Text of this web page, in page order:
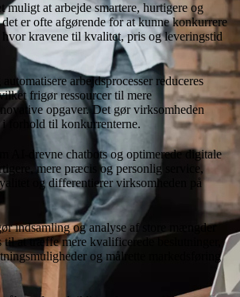
at arbejde smartere, hurtigere og
er ofte afgørende for at kunne konkurrere
kravene til kvalitet, pris og leveringstid
arbejdsprocesser reduceres
frigør ressourcer til mere
opgaver. Det gør virksomheden
forhold til konkurrenterne.
AI-drevne chatbots og optimerede digitale
mere præcis og personlig service,
og differentierer virksomheden på
indsamling og analyse af store mængder
til at træffe mere kvalificerede beslutninger,
og målrette markedsføring